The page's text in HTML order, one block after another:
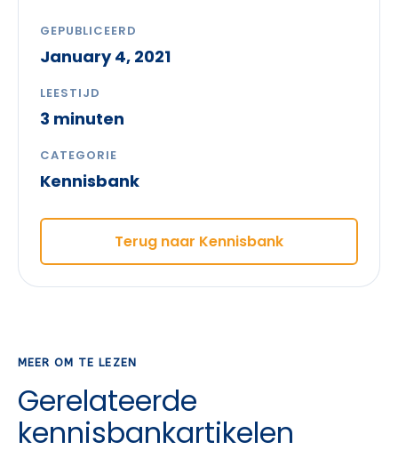
GEPUBLICEERD
January 4, 2021
LEESTIJD
3 minuten
CATEGORIE
Kennisbank
Terug naar Kennisbank
MEER OM TE LEZEN
Gerelateerde
kennisbankartikelen